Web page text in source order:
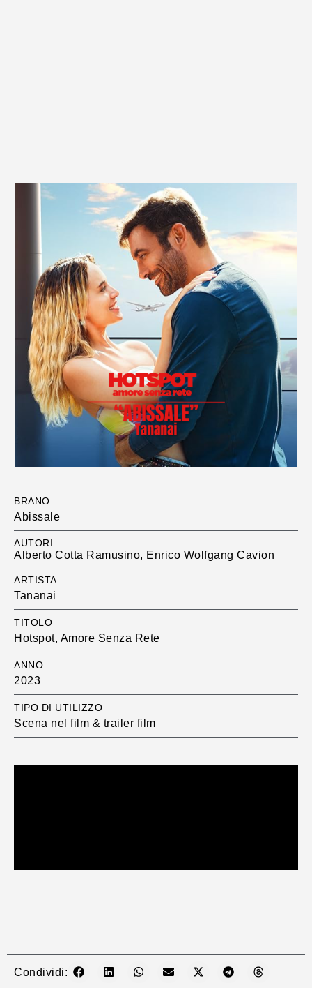
BRANO
Abissale
AUTORI
Alberto Cotta Ramusino, Enrico Wolfgang Cavion
ARTISTA
Tananai
TITOLO
Hotspot, Amore Senza Rete
ANNO
2023
TIPO DI UTILIZZO
Scena nel film & trailer film
Condividi: